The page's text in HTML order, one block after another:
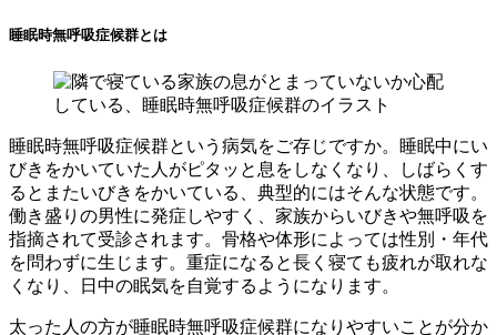
睡眠時無呼吸症候群とは
睡眠時無呼吸症候群という病気をご存じですか。睡眠中にい
びきをかいていた人がピタッと息をしなくなり、しばらくす
るとまたいびきをかいている、典型的にはそんな状態です。
働き盛りの男性に発症しやすく、家族からいびきや無呼吸を
指摘されて受診されます。骨格や体形によっては性別・年代
を問わずに生じます。重症になると長く寝ても疲れが取れな
くなり、日中の眠気を自覚するようになります。
太った人の方が睡眠時無呼吸症候群になりやすいことが分か